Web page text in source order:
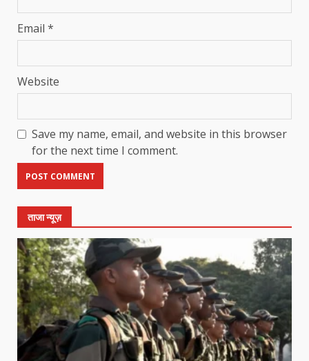
Email *
Website
Save my name, email, and website in this browser
for the next time I comment.
ताजा न्यूज़